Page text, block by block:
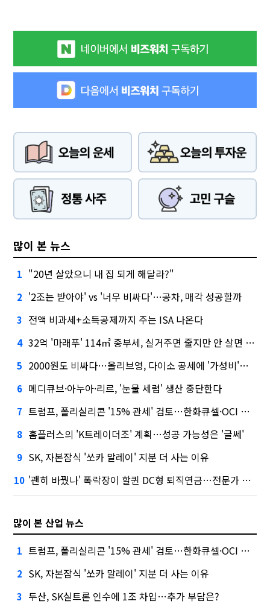
많이 본 뉴스
1 "20년 살았으니 내 집 되게 해달라?"
2 '2조는 받아야' vs '너무 비싸다'…공차, 매각 성공할까
3 전액 비과세+소득공제까지 주는 ISA 나온다
4 32억 '마래푸' 114㎡ 종부세, 실거주면 줄지만 안 살면 2.5배
5 2000원도 비싸다…올리브영, 다이소 공세에 '가성비'로 맞불
6 메디큐브·아누아·리르, '눈물 세럼' 생산 중단한다
7 트럼프, 폴리실리콘 '15% 관세' 검토…한화큐셀·OCI 영향은?
8 홈플러스의 'K트레이더조' 계획…성공 가능성은 '글쎄'
9 SK, 자본잠식 '쏘카 말레이' 지분 더 사는 이유
10 '괜히 바꿨나' 폭락장이 할퀸 DC형 퇴직연금…전문가 조언은
많이 본 산업 뉴스
1 트럼프, 폴리실리콘 '15% 관세' 검토…한화큐셀·OCI 영향은?
2 SK, 자본잠식 '쏘카 말레이' 지분 더 사는 이유
3 두산, SK실트론 인수에 1조 차입…추가 부담은?